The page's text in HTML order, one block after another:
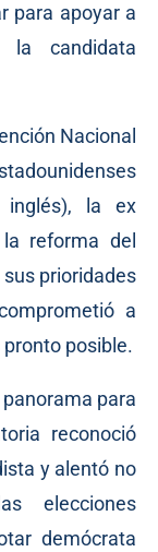
para apoyar a
la candidata
Nacional
inglés), la ex
reforma del
prioridades
a
posible.
para
reconoció
y alentó no
elecciones
demócrata